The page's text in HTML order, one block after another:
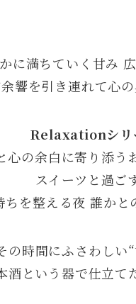
に満ちていく甘み
響を引き連れて心
Relaxationシリ
心の余白に寄り添う
スイーツと過ご
ちを整える夜 誰かと
の時間にふさわしい
酒という器で仕立て